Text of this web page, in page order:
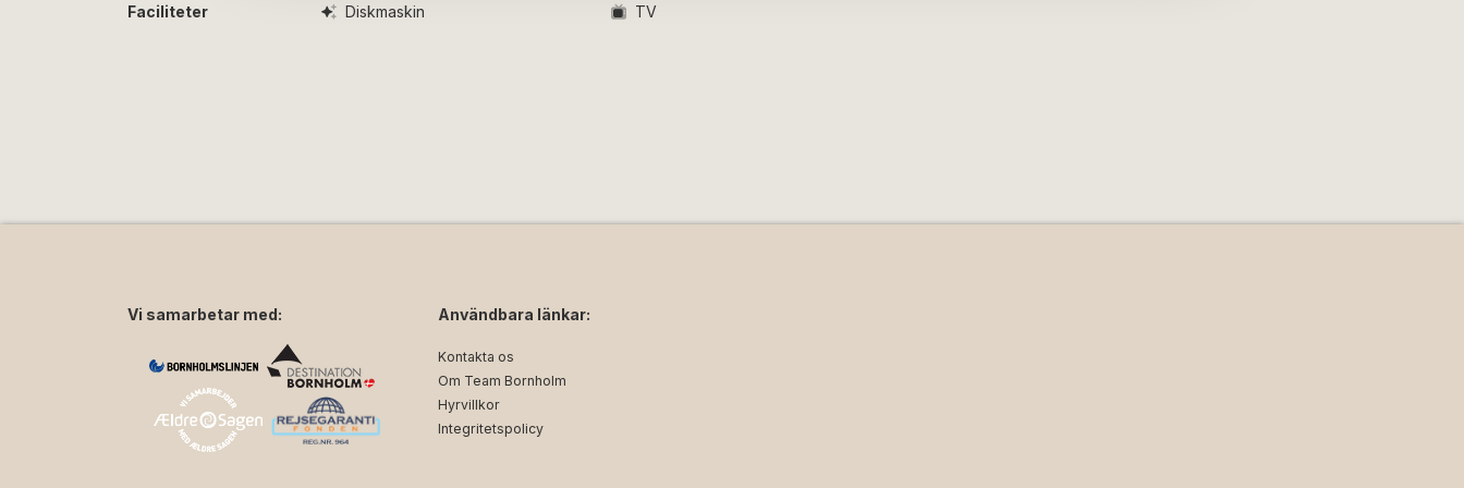
Faciliteter Diskmaskin TV
Vi samarbetar med: Användbara länkar:
Kontakta os
Om Team Bornholm
Hyrvillkor
Integritetspolicy